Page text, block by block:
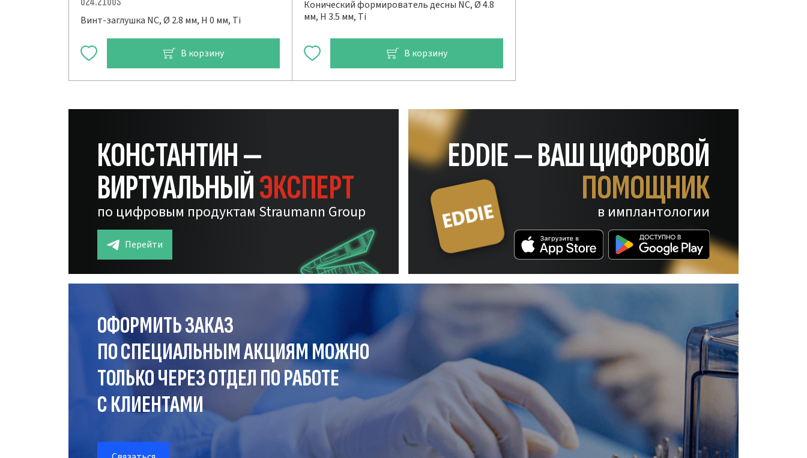
Винт-заглушка NC, Ø 2.8 мм, H 0 мм, Ti
В корзину
Конический формирователь десны NC, Ø 4.8
мм, H 3.5 мм, Ti
В корзину
КОНСТАНТИН —
ВИРТУАЛЬНЫЙЭКСПЕРТ
по цифровым продуктам Straumann Group
Перейти
EDDIE — ВАШ ЦИФРОВОЙ
ПОМОЩНИК
в имплантологии
ОФОРМИТЬ ЗАКАЗ
ПО СПЕЦИАЛЬНЫМ АКЦИЯМ МОЖНО
ТОЛЬКО ЧЕРЕЗ ОТДЕЛПО РАБОТЕ
С КЛИЕНТАМИ